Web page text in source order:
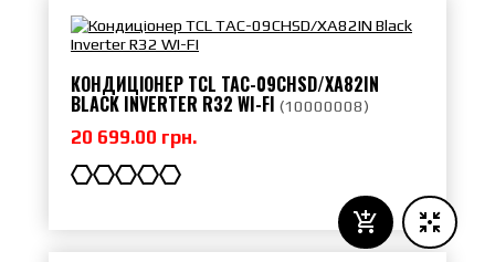
КОНДИЦІОНЕР TCL TAC-09CHSD/XA82IN
BLACK INVERTER R32 WI-FI (10000008)
20 699.00 грн.